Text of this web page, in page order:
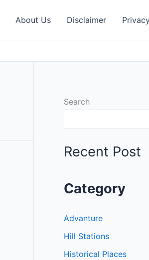
About Us Disclaimer
Search
Recent Post
Category
Advanture
Hill Stations
Historical Places